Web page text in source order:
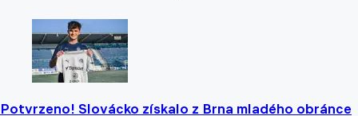
Potvrzeno! Slovácko získalo z Brna mladého obránce